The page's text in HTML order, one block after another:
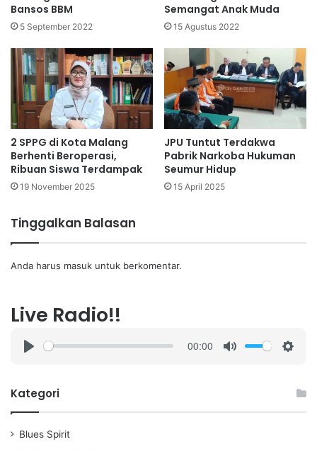
Bansos BBM
5 September 2022
Semangat Anak Muda
15 Agustus 2022
2 SPPG di Kota Malang
Berhenti Beroperasi,
Ribuan Siswa Terdampak
19 November 2025
JPU Tuntut Terdakwa
Pabrik Narkoba Hukuman
Seumur Hidup
15 April 2025
Tinggalkan Balasan
Anda harus masuk untuk berkomentar.
Live Radio!!
a
00:00
Kategori
Blues Spirit